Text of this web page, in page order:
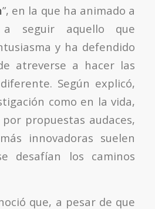
”, en la que ha animado a
seguir aquello que
y ha defendido
atreverse a hacer las
Según explicó,
como en la vida,
propuestas audaces,
innovadoras suelen
desafían los caminos
que, a pesar de que